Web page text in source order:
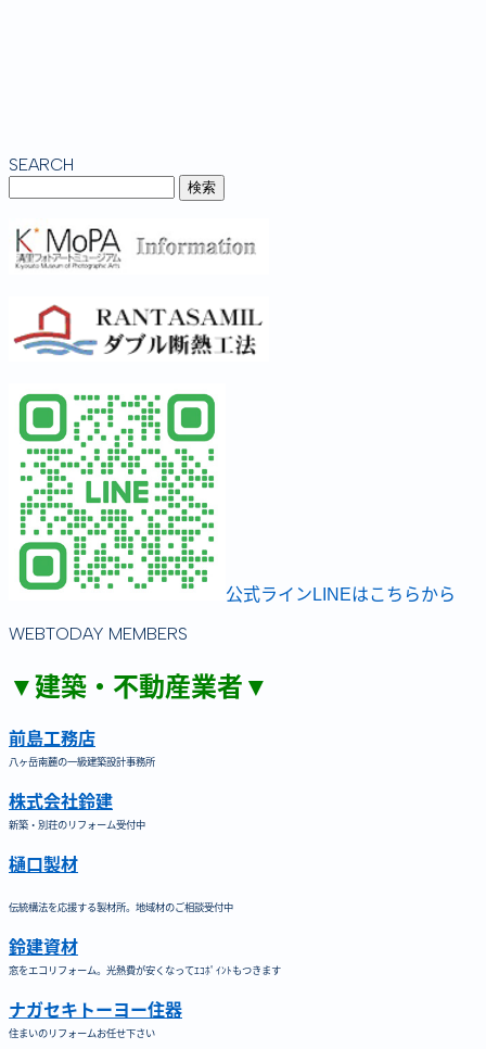
SEARCH
公式ラインLINEはこちらから
WEBTODAY MEMBERS
▼建築・不動産業者▼
前島工務店
八ヶ岳南麓の一級建築設計事務所
株式会社鈴建
新築・別荘のリフォーム受付中
樋口製材
伝統構法を応援する製材所。地域材のご相談受付中
鈴建資材
窓をエコリフォーム。光熱費が安くなってｴｺﾎﾟｲﾝﾄもつきます
ナガセキトーヨー住器
住まいのリフォームお任せ下さい